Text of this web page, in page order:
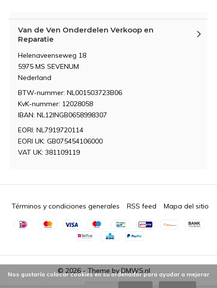
Van de Ven Onderdelen Verkoop en
Reparatie
Helenaveenseweg 18
5975 MS SEVENUM
Nederland
BTW-nummer: NL001503723B06
KvK-nummer: 12028058
IBAN: NL12INGB0658998307
EORI: NL7919720114
EORI UK: GB075454106000
VAT UK: 381109119
© 2026 - Theme byDMWS.nl
Términos y condiciones generales RSS feed Mapa del sitio
Nos gustaría colocar cookies en su ordenador para ayudar a mejorar